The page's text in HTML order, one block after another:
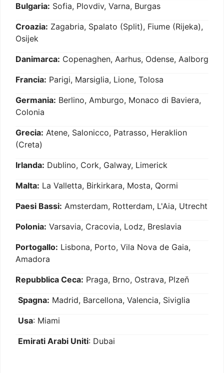
Bulgaria: Sofia, Plovdiv, Varna, Burgas
Croazia: Zagabria, Spalato (Split), Fiume (Rijeka),
Osijek
Danimarca: Copenaghen, Aarhus, Odense, Aalborg
Francia: Parigi, Marsiglia, Lione, Tolosa
Germania: Berlino, Amburgo, Monaco di Baviera,
Colonia
Grecia: Atene, Salonicco, Patrasso, Heraklion
(Creta)
Irlanda: Dublino, Cork, Galway, Limerick
Malta: La Valletta, Birkirkara, Mosta, Qormi
Paesi Bassi: Amsterdam, Rotterdam, L'Aia, Utrecht
Polonia: Varsavia, Cracovia, Lodz, Breslavia
Portogallo: Lisbona, Porto, Vila Nova de Gaia,
Amadora
Repubblica Ceca: Praga, Brno, Ostrava, Plzeň
Spagna: Madrid, Barcellona, Valencia, Siviglia
Usa: Miami
Emirati Arabi Uniti: Dubai